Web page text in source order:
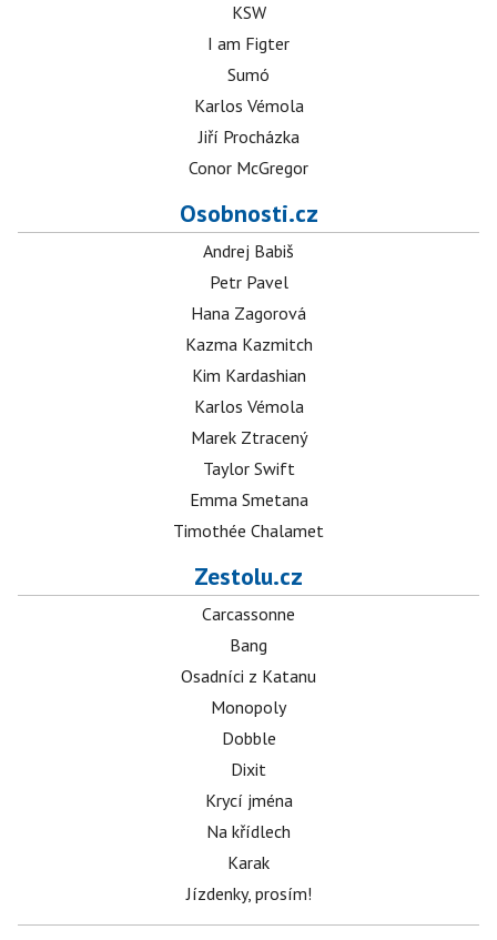
KSW
I am Figter
Sumó
Karlos Vémola
Jiří Procházka
Conor McGregor
Osobnosti.cz
Andrej Babiš
Petr Pavel
Hana Zagorová
Kazma Kazmitch
Kim Kardashian
Karlos Vémola
Marek Ztracený
Taylor Swift
Emma Smetana
Timothée Chalamet
Zestolu.cz
Carcassonne
Bang
Osadníci z Katanu
Monopoly
Dobble
Dixit
Krycí jména
Na křídlech
Karak
Jízdenky, prosím!